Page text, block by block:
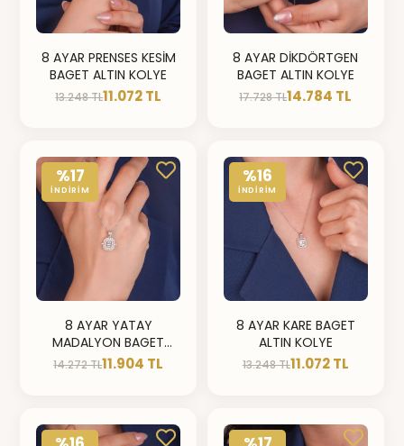
8 AYAR PRENSES KESİM
BAGET ALTIN KOLYE
13.248 TL11.072 TL
8 AYAR DİKDÖRTGEN
BAGET ALTIN KOLYE
17.728 TL14.784 TL
%17
İNDİRİM
8 AYAR YATAY
MADALYON BAGET
ALTIN KOLYE
14.272 TL11.904 TL
%16
İNDİRİM
8 AYAR KARE BAGET
ALTIN KOLYE
13.248 TL11.072 TL